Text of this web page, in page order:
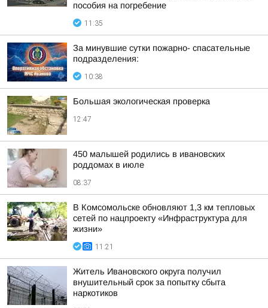
пособия на погребение
11:35
За минувшие сутки пожарно- спасательные
подразделения:
10:38
Большая экологическая проверка
12:47
450 малышей родились в ивановских
роддомах в июле
08:37
В Комсомольске обновляют 1,3 км тепловых
сетей по нацпроекту «Инфраструктура для
жизни»
11:21
Житель Ивановского округа получил
внушительный срок за попытку сбыта
наркотиков